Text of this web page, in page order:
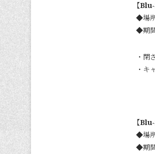
【
◆場
◆期
・閉
・キ
【
◆場
◆期